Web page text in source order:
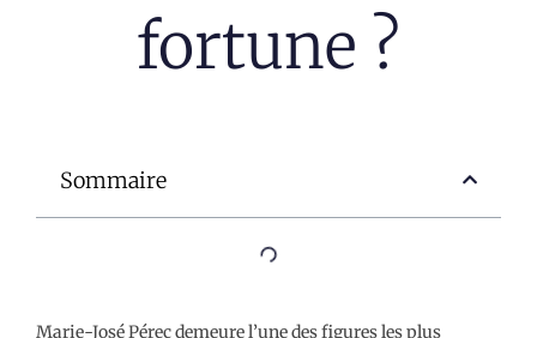
fortune ?
Sommaire
Marie-José Pérec demeure l’une des figures les plus